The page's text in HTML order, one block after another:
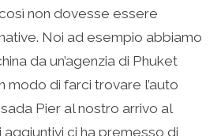
non dovesse essere
Noi ad esempio abbiamo
da un’agenzia di Phuket
modo di farci trovare l’auto
Pier al nostro arrivo al
ci ha premesso di